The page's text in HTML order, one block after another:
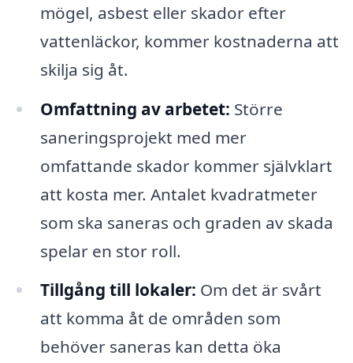
mögel, asbest eller skador efter
vattenläckor, kommer kostnaderna att
skilja sig åt.
Omfattning av arbetet: Större
saneringsprojekt med mer
omfattande skador kommer självklart
att kosta mer. Antalet kvadratmeter
som ska saneras och graden av skada
spelar en stor roll.
Tillgång till lokaler: Om det är svårt
att komma åt de områden som
behöver saneras kan detta öka